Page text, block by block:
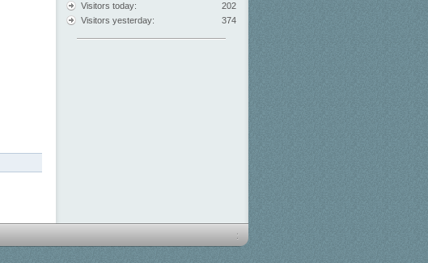
202
Visitors today:
374
Visitors yesterday: